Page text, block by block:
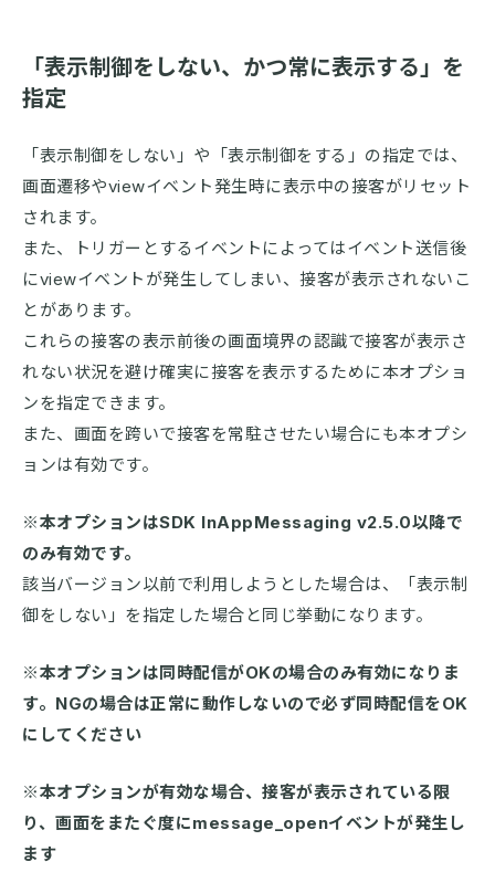
「表示制御をしない、かつ常に表示する」を
指定
「表示制御をしない」や「表示制御をする」の指定では、
画面遷移やviewイベント発生時に表示中の接客がリセット
されます。
また、トリガーとするイベントによってはイベント送信後
にviewイベントが発生してしまい、接客が表示されないこ
とがあります。
これらの接客の表示前後の画面境界の認識で接客が表示さ
れない状況を避け確実に接客を表示するために本オプショ
ンを指定できます。
また、画面を跨いで接客を常駐させたい場合にも本オプシ
ョンは有効です。
※本オプションはSDK InAppMessaging v2.5.0以降で
のみ有効です。
該当バージョン以前で利用しようとした場合は、「表示制
御をしない」を指定した場合と同じ挙動になります。
※本オプションは同時配信がOKの場合のみ有効になりま
す。NGの場合は正常に動作しないので必ず同時配信をOK
にしてください
※本オプションが有効な場合、接客が表示されている限
り、画面をまたぐ度にmessage_openイベントが発生し
ます